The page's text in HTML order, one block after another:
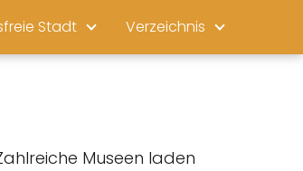
Stadt Verzeichnis
Museen laden